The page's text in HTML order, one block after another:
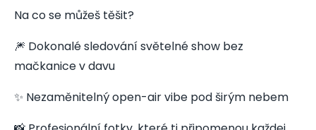
Na co se můžeš těšit?
🎆 Dokonalé sledování světelné show bez
mačkanice v davu
✨ Nezaměnitelný open-air vibe pod širým nebem